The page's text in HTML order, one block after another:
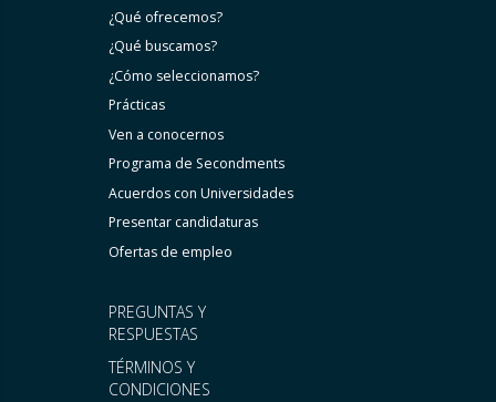
PREGUNTAS Y
RESPUESTAS
TÉRMINOS Y
CONDICIONES
¿Qué ofrecemos?
¿Qué buscamos?
¿Cómo seleccionamos?
Prácticas
Ven a conocernos
Programa de Secondments
Acuerdos con Universidades
Presentar candidaturas
Ofertas de empleo